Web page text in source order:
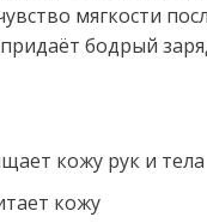
мягкости
бодрый
кожу рук и тела
кожу